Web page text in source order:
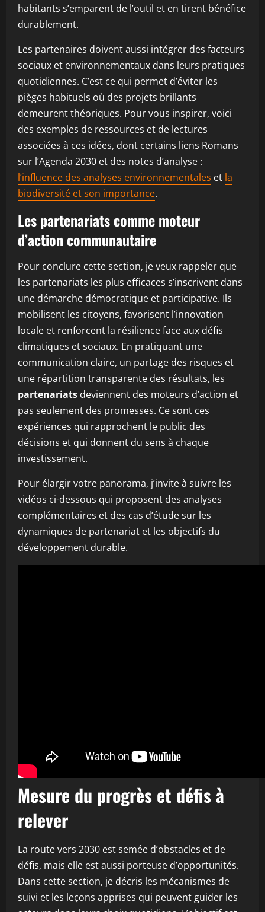
habitants s’emparent de l’outil et en tirent bénéfice
durablement.
Les partenaires doivent aussi intégrer des facteurs
sociaux et environnementaux dans leurs pratiques
quotidiennes. C’est ce qui permet d’éviter les
pièges habituels où des projets brillants
demeurent théoriques. Pour vous inspirer, voici
des exemples de ressources et de lectures
associées à ces idées, dont certains liens Romans
sur l’Agenda 2030 et des notes d’analyse :
l’influence des analyses environnementales et la
biodiversité et son importance.
Les partenariats comme moteur
d’action communautaire
Pour conclure cette section, je veux rappeler que
les partenariats les plus efficaces s’inscrivent dans
une démarche démocratique et participative. Ils
mobilisent les citoyens, favorisent l’innovation
locale et renforcent la résilience face aux défis
climatiques et sociaux. En pratiquant une
communication claire, un partage des risques et
une répartition transparente des résultats, les
partenariats deviennent des moteurs d’action et
pas seulement des promesses. Ce sont ces
expériences qui rapprochent le public des
décisions et qui donnent du sens à chaque
investissement.
Pour élargir votre panorama, j’invite à suivre les
vidéos ci-dessous qui proposent des analyses
complémentaires et des cas d’étude sur les
dynamiques de partenariat et les objectifs du
développement durable.
Mesure du progrès et défis à
relever
La route vers 2030 est semée d’obstacles et de
défis, mais elle est aussi porteuse d’opportunités.
Dans cette section, je décris les mécanismes de
suivi et les leçons apprises qui peuvent guider les